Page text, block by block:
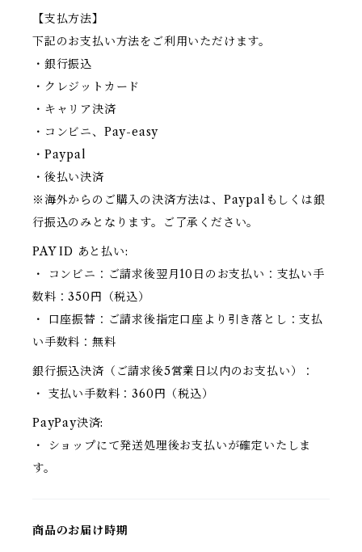
【支払方法】
下記のお支払い方法をご利用いただけます。
・銀行振込
・クレジットカード
・キャリア決済
・コンビニ、Pay-easy
・Paypal
・後払い決済
※海外からのご購入の決済方法は、Paypalもしくは銀
行振込のみとなります。ご了承ください。
PAY ID あと払い:
・ コンビニ：ご請求後翌月10日のお支払い：支払い手
数料：350円（税込）
・ 口座振替：ご請求後指定口座より引き落とし：支払
い手数料：無料
銀行振込決済（ご請求後5営業日以内のお支払い）：
・ 支払い手数料：360円（税込）
PayPay決済:
・ ショップにて発送処理後お支払いが確定いたしま
す。
商品のお届け時期